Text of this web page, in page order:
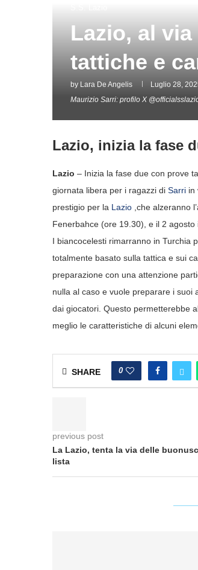
Lazio, al
tattiche e
by Lara De Angelis Luglio 28,
Maurizio Sarri: profilo X
Lazio, inizia la fase
Lazio – Inizia la fase due con prove
giornata libera per i ragazzi di Sarri in
prestigio per la Lazio ,che alzeranno
Fenerbahce (ore 19.30), e il 2 agosto
I biancocelesti rimarranno in Turchia
totalmente basato sulla tattica e sui
preparazione con una attenzione
nulla al caso e vuole preparare i suoi
dai giocatori. Questo permetterebbe
meglio le caratteristiche di alcuni
SHARE 0
previous post
La Lazio, tenta la via delle
lista